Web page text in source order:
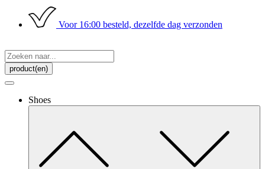
Voor 16:00 besteld, dezelfde dag verzonden
Search
...product(en)
Shoes